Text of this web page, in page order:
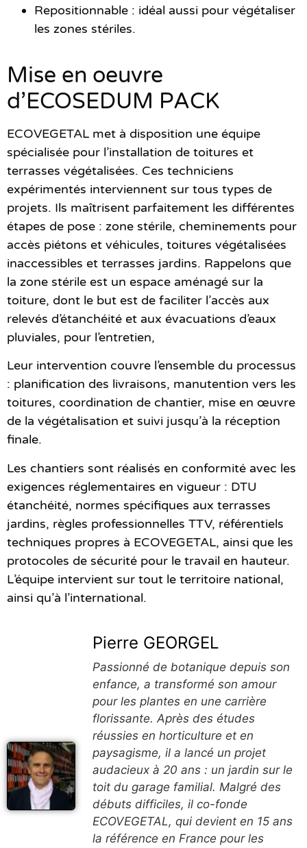
Repositionnable : idéal aussi pour végétaliser
les zones stériles.
Mise en oeuvre
d’ECOSEDUM PACK
ECOVEGETAL met à disposition une équipe
spécialisée pour l’installation de toitures et
terrasses végétalisées. Ces techniciens
expérimentés interviennent sur tous types de
projets. Ils maîtrisent parfaitement les différentes
étapes de pose : zone stérile, cheminements pour
accès piétons et véhicules, toitures végétalisées
inaccessibles et terrasses jardins. Rappelons que
la zone stérile est un espace aménagé sur la
toiture, dont le but est de faciliter l’accès aux
relevés d’étanchéité et aux évacuations d’eaux
pluviales, pour l’entretien,
Leur intervention couvre l’ensemble du processus
: planification des livraisons, manutention vers les
toitures, coordination de chantier, mise en œuvre
de la végétalisation et suivi jusqu’à la réception
finale.
Les chantiers sont réalisés en conformité avec les
exigences réglementaires en vigueur : DTU
étanchéité, normes spécifiques aux terrasses
jardins, règles professionnelles TTV, référentiels
techniques propres à ECOVEGETAL, ainsi que les
protocoles de sécurité pour le travail en hauteur.
L’équipe intervient sur tout le territoire national,
ainsi qu’à l’international.
Pierre GEORGEL
Passionné de botanique depuis son
enfance, a transformé son amour
pour les plantes en une carrière
florissante. Après des études
réussies en horticulture et en
paysagisme, il a lancé un projet
audacieux à 20 ans : un jardin sur le
toit du garage familial. Malgré des
débuts difficiles, il co-fonde
ECOVEGETAL, qui devient en 15 ans
la référence en France pour les